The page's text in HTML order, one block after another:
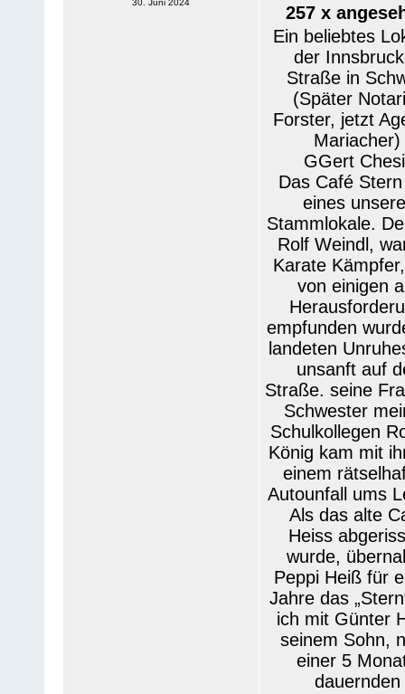
30. Juni 2024
257 x
Ein beliebtes
der
Straße in
(Später
Forster, jetzt
Mariacher)
GGert
Das Café
eines
Stammlokale.
Rolf Weindl,
Karate
von einigen
empfunden
landeten
unsanft auf
Straße. seine
Schwester
Schulkollegen
König kam mit
einem
Autounfall ums
Als das alte
Heiss
wurde,
Peppi Heiß für
Jahre das
ich mit Günter
seinem Sohn,
einer 5
dauernden